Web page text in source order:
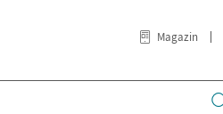
Magazin